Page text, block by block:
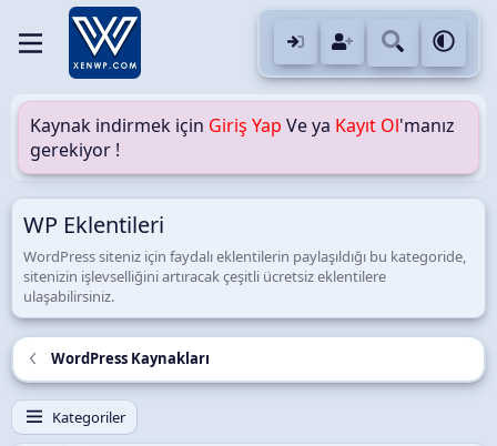
Kaynak indirmek için Giriş Yap Ve ya Kayıt Ol'manız
gerekiyor !
WP Eklentileri
WordPress siteniz için faydalı eklentilerin paylaşıldığı bu kategoride,
sitenizin işlevselliğini artıracak çeşitli ücretsiz eklentilere
ulaşabilirsiniz.
WordPress Kaynakları
Kategoriler